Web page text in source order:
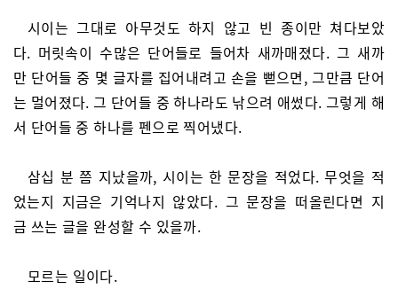
시이는 그대로 아무것도 하지 않고 빈 종이만 쳐다보았
다. 머릿속이 수많은 단어들로 들어차 새까매졌다. 그 새까
만 단어들 중 몇 글자를 집어내려고 손을 뻗으면, 그만큼 단어
는 멀어졌다. 그 단어들 중 하나라도 낚으려 애썼다. 그렇게 해
서 단어들 중 하나를 펜으로 찍어냈다.
삼십 분 쯤 지났을까, 시이는 한 문장을 적었다. 무엇을 적
었는지 지금은 기억나지 않았다. 그 문장을 떠올린다면 지
금 쓰는 글을 완성할 수 있을까.
모르는 일이다.